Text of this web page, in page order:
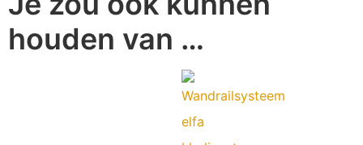
houden van …